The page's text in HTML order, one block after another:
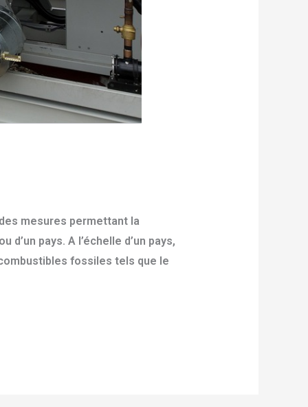
mesures permettant la
pays. A l’échelle d’un pays,
fossiles tels que le